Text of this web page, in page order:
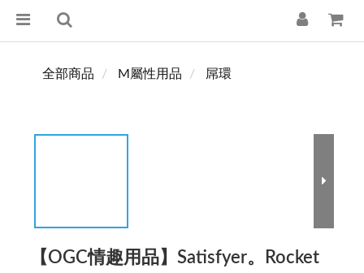
全部商品 M屬性用品 屌環
【OGC情趣用品】Satisfyer。Rocket